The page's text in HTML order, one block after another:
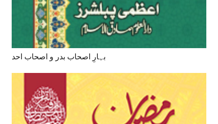
بہارِ اصحاب بدر و اصحاب احد